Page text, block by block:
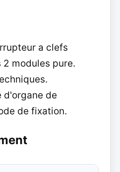
a clefs
modules pure.
d'organe de
de fixation.